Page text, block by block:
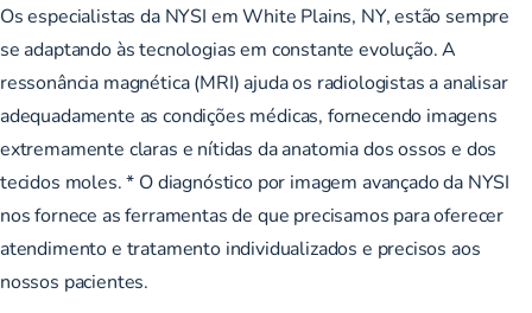
Os especialistas da NYSI em White Plains, NY, estão sempre
se adaptando às tecnologias em constante evolução. A
ressonância magnética (MRI) ajuda os radiologistas a analisar
adequadamente as condições médicas, fornecendo imagens
extremamente claras e nítidas da anatomia dos ossos e dos
tecidos moles. * O diagnóstico por imagem avançado da NYSI
nos fornece as ferramentas de que precisamos para oferecer
atendimento e tratamento individualizados e precisos aos
nossos pacientes.